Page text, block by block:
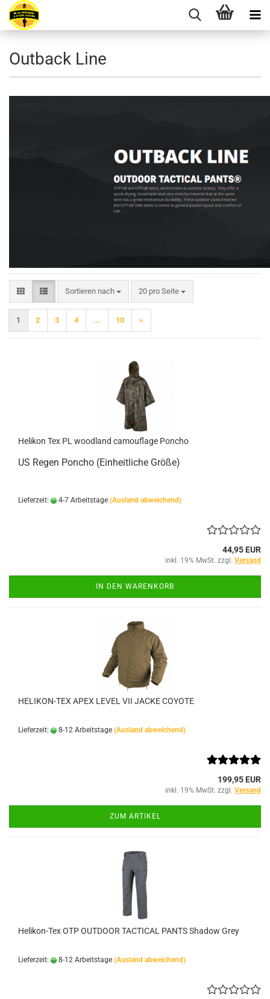
Outback Line
Sortieren nach
Sortieren nach 20 pro Seite
pro Seite
1 2 3 4 ... 10 »
Helikon Tex PL woodland camouflage Poncho
US Regen Poncho (Einheitliche Größe)
Lieferzeit: 4-7 Arbeitstage (Ausland abweichend)
44,95 EUR
inkl. 19% MwSt. zzgl. Versand
IN DEN WARENKORB
HELIKON-TEX APEX LEVEL VII JACKE COYOTE
Lieferzeit: 8-12 Arbeitstage (Ausland abweichend)
199,95 EUR
inkl. 19% MwSt. zzgl. Versand
ZUM ARTIKEL
Helikon-Tex OTP OUTDOOR TACTICAL PANTS Shadow Grey
Lieferzeit: 8-12 Arbeitstage (Ausland abweichend)